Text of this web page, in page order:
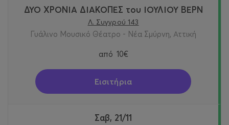
ΔΥΟ ΧΡΟΝΙΑ ΔΙΑΚΟΠΕΣ του ΙΟΥΛΙΟΥ ΒΕΡΝ
Λ. Συγγρού 143
Γυάλινο Μουσικό Θέατρο - Νέα Σμύρνη, Αττική
από 10€
Εισιτήρια
Σαβ, 21/11